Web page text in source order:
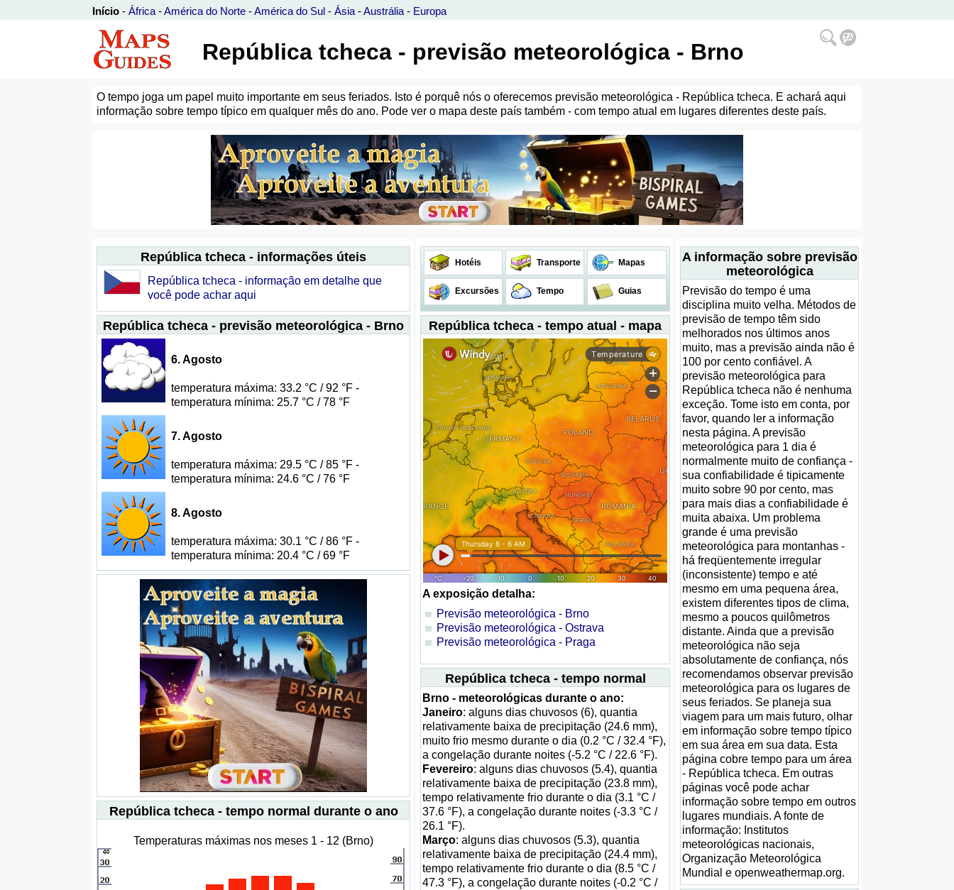
Início - África -América do Norte -América do Sul - Ásia -Austrália - Europa
República tcheca - previsão meteorológica - Brno
O tempo joga um papel muito importante em seus feriados. Isto é porquê nós o oferecemos previsão meteorológica - República tcheca. E achará aqui
informação sobre tempo típico em qualquer mês do ano. Pode ver o mapa deste país também - com tempo atual em lugares diferentes deste país.
República tcheca - informações úteis
República tcheca - informação em detalhe que
você pode achar aqui
República tcheca - previsão meteorológica - Brno
6. Agosto
temperatura máxima: 33.2 °C / 92 °F -
temperatura mínima: 25.7 °C / 78 °F
7. Agosto
temperatura máxima: 29.5 °C / 85 °F -
temperatura mínima: 24.6 °C / 76 °F
8. Agosto
temperatura máxima: 30.1 °C / 86 °F -
temperatura mínima: 20.4 °C / 69 °F
República tcheca - tempo normal durante o ano
Temperaturas máximas nos meses 1 - 12 (Brno)
Hotéis Transporte Mapas
Excursões Tempo Guias
República tcheca - tempo atual - mapa
A exposição detalha:
Previsão meteorológica - Brno
Previsão meteorológica - Ostrava
Previsão meteorológica - Praga
República tcheca - tempo normal
Brno - meteorológicas durante o ano:
Janeiro: alguns dias chuvosos (6), quantia
relativamente baixa de precipitação (24.6 mm),
muito frio mesmo durante o dia (0.2 °C / 32.4 °F),
a congelação durante noites (-5.2 °C / 22.6 °F).
Fevereiro: alguns dias chuvosos (5.4), quantia
relativamente baixa de precipitação (23.8 mm),
tempo relativamente frio durante o dia (3.1 °C /
37.6 °F), a congelação durante noites (-3.3 °C /
26.1 °F).
Março: alguns dias chuvosos (5.3), quantia
relativamente baixa de precipitação (24.4 mm),
tempo relativamente frio durante o dia (8.5 °C /
47.3 °F), a congelação durante noites (-0.2 °C /
A informação sobre previsão
meteorológica
Previsão do tempo é uma
disciplina muito velha. Métodos de
previsão de tempo têm sido
melhorados nos últimos anos
muito, mas a previsão ainda não é
100 por cento confiável. A
previsão meteorológica para
República tcheca não é nenhuma
exceção. Tome isto em conta, por
favor, quando ler a informação
nesta página. A previsão
meteorológica para 1 dia é
normalmente muito de confiança -
sua confiabilidade é tipicamente
muito sobre 90 por cento, mas
para mais dias a confiabilidade é
muita abaixa. Um problema
grande é uma previsão
meteorológica para montanhas -
há freqüentemente irregular
(inconsistente) tempo e até
mesmo em uma pequena área,
existem diferentes tipos de clima,
mesmo a poucos quilômetros
distante. Ainda que a previsão
meteorológica não seja
absolutamente de confiança, nós
recomendamos observar previsão
meteorológica para os lugares de
seus feriados. Se planeja sua
viagem para um mais futuro, olhar
em informação sobre tempo típico
em sua área em sua data. Esta
página cobre tempo para um área
- República tcheca. Em outras
páginas você pode achar
informação sobre tempo em outros
lugares mundiais. A fonte de
informação: Institutos
meteorológicas nacionais,
Organização Meteorológica
Mundial e openweathermap.org.